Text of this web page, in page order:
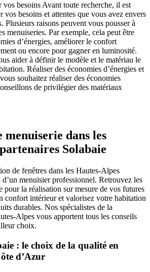
besoins Avant toute recherche, il est
vos besoins et attentes que vous avez envers
Plusieurs raisons peuvent vous pousser à
menuiseries. Par exemple, cela peut être
d’énergies, améliorer le confort
ou encore pour gagner en luminosité.
aider à définir le modèle et le matériau le
Réaliser des économies d’énergies et
souhaitez réaliser des économies
de privilégier des matériaux
menuiserie dans les
Solabaie
de fenêtres dans les Hautes-Alpes
menuisier professionnel. Retrouvez les
pour la réalisation sur mesure de vos futures
confort intérieur et valorisez votre habitation
durables. Nos spécialistes de la
Alpes vous apportent tous les conseils
choix.
: le choix de la qualité en
d’Azur